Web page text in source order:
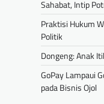
Sahabat, Intip
Praktisi Hukum
Politik
Dongeng: Anak
GoPay Lampaui
pada Bisnis Ojol